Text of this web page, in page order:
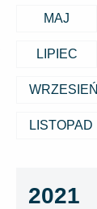
MAJ
LIPIEC
WRZESIEŃ
LISTOPAD
2021